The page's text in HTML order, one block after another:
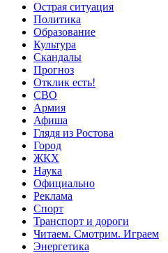
Острая ситуация
Политика
Образование
Культура
Скандалы
Прогноз
Отклик есть!
СВО
Армия
Афиша
Глядя из Ростова
Город
ЖКХ
Наука
Официально
Реклама
Спорт
Транспорт и дороги
Читаем. Смотрим. Играем
Энергетика